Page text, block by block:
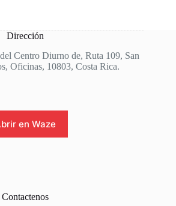
Dirección
Centro Diurno de, Ruta 109, San
Oficinas, 10803, Costa Rica.
en Waze
Contactenos